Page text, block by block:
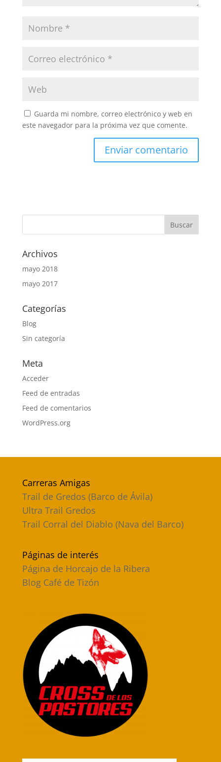
Guarda mi nombre, correo electrónico y web en
este navegador para la próxima vez que comente.
Archivos
mayo 2018
mayo 2017
Categorías
Blog
Sin categoría
Meta
Acceder
Feed de entradas
Feed de comentarios
WordPress.org
Carreras Amigas
Trail de Gredos (Barco de Ávila)
Ultra Trail Gredos
Trail Corral del Diablo (Nava del Barco)
Páginas de interés
Página de Horcajo de la Ribera
Blog Café de Tizón